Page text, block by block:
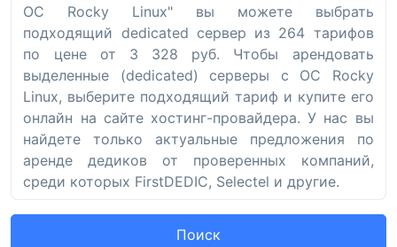
ОС Rocky Linux" вы можете выбрать
подходящий dedicated сервер из 264 тарифов
по цене от 3 328 руб. Чтобы арендовать
выделенные (dedicated) серверы с ОС Rocky
Linux, выберите подходящий тариф и купите его
онлайн на сайте хостинг-провайдера. У нас вы
найдете только актуальные предложения по
аренде дедиков от проверенных компаний,
среди которых FirstDEDIC, Selectel и другие.
Поиск